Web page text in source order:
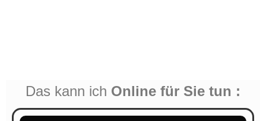
Das kann ich Online für Sie tun :